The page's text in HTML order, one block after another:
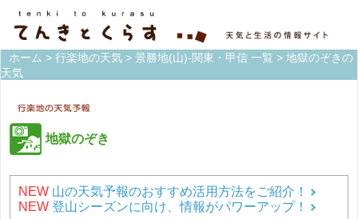
ホーム > 行楽地の天気 > 景勝地(山)-関東・甲信 一覧 > 地獄のぞきの
天気
地獄のぞき
NEW 山の天気予報のおすすめ活用方法をご紹介！
NEW 登山シーズンに向け、情報がパワーアップ！